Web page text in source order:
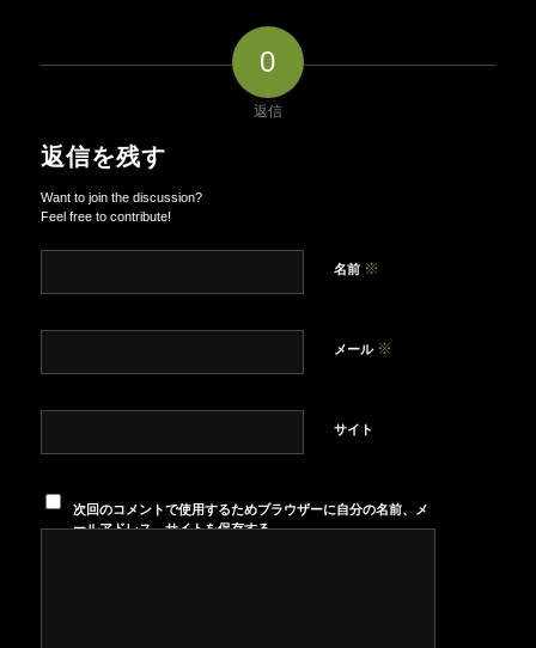
0
返信
返信を残す
Want to join the discussion?
Feel free to contribute!
名前 ※
メール ※
サイト
次回のコメントで使用するためブラウザーに自分の名前、メ
ールアドレス、サイトを保存する。